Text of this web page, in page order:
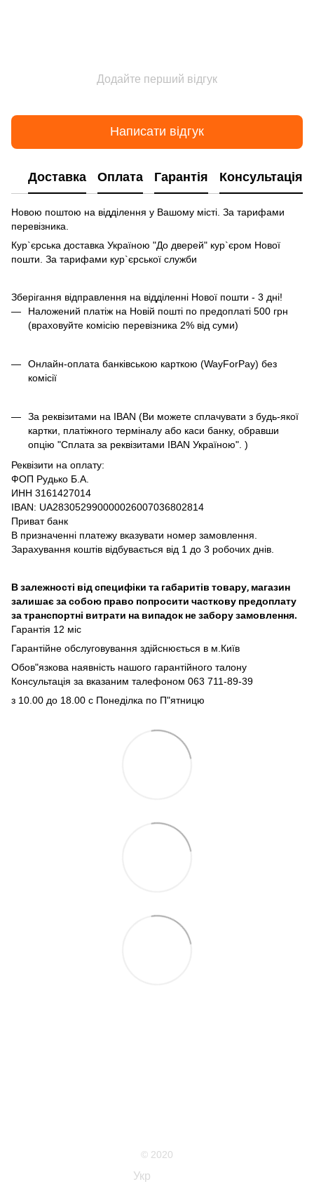
Додайте перший відгук
Написати відгук
Доставка Оплата Гарантія Консультація
Новою поштою на відділення у Вашому місті. За тарифами
перевізника.
Кур`єрська доставка Україною "До дверей" кур`єром Нової
пошти. За тарифами кур`єрської служби
Зберігання відправлення на відділенні Нової пошти - 3 дні!
Наложений платіж на Новій пошті по предоплаті 500 грн
(враховуйте комісію перевізника 2% від суми)
Онлайн-оплата банківською карткою (WayForPay) без
комісії
За реквізитами на IBAN (Ви можете сплачувати з будь-якої
картки, платіжного терміналу або каси банку, обравши
опцію "Сплата за реквізитами IBAN Україною". )
Реквізити на оплату:
ФОП Рудько Б.А.
ИНН 3161427014
IBAN: UA283052990000026007036802814
Приват банк
В призначенні платежу вказувати номер замовлення.
Зарахування коштів відбувається від 1 до 3 робочих днів.
В залежності від специфіки та габаритів товару, магазин
залишає за собою право попросити часткову предоплату
за транспортні витрати на випадок не забору замовлення.
Гарантія 12 міс
Гарантійне обслуговування здійснюється в м.Київ
Обов"язкова наявність нашого гарантійного талону
Консультація за вказаним талефоном 063 711-89-39
з 10.00 до 18.00 с Понеділка по П"ятницю
© 2020
Укр